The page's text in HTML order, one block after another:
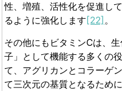
性、増殖、活性化を促進し
るように強化します [22] 。
その他にもビタミンCは、
子」として機能する多くの
て、アグリカンとコラーゲ
て三次元の基質となるため